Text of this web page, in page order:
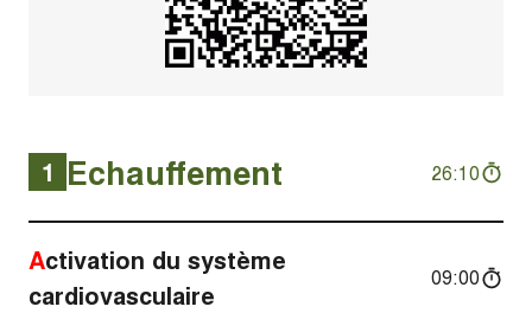
1 Echauffement 26:10
Activation du système
cardiovasculaire
09:00